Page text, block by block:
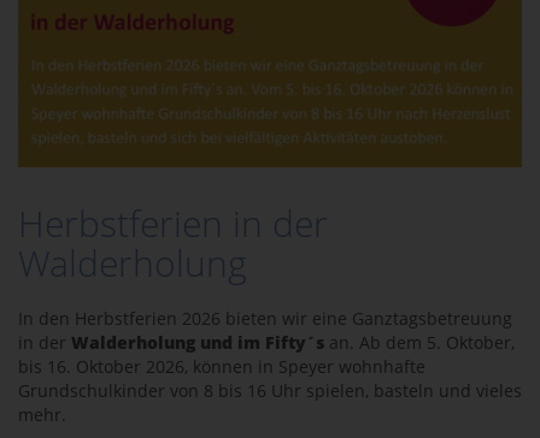
Herbstferien in der
Walderholung
In den Herbstferien 2026 bieten wir eine Ganztagsbetreuung
in der Walderholung und im Fifty´s an. Ab dem 5. Oktober,
bis 16. Oktober 2026, können in Speyer wohnhafte
Grundschulkinder von 8 bis 16 Uhr spielen, basteln und vieles
mehr.